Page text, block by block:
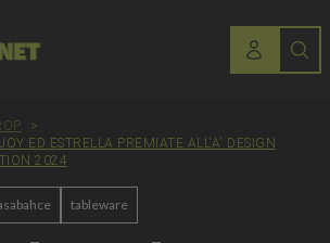
>
ED ESTRELLA PREMIATE ALL'A' DESIGN
2024
tableware